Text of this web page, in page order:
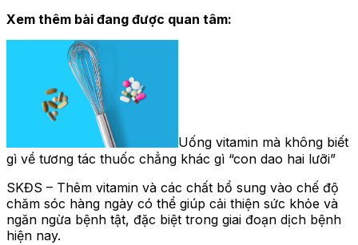
Xem thêm bài đang được quan tâm:
Uống vitamin mà không biết
gì về tương tác thuốc chẳng khác gì “con dao hai lưỡi”
SKĐS – Thêm vitamin và các chất bổ sung vào chế độ
chăm sóc hàng ngày có thể giúp cải thiện sức khỏe và
ngăn ngừa bệnh tật, đặc biệt trong giai đoạn dịch bệnh
hiện nay.